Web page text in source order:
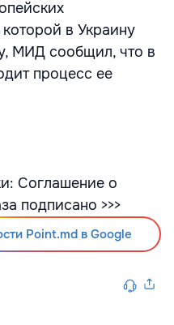
в Украину
МИД сообщил, что в
процесс ее
Соглашение о
подписано >>>
Point.md в Google